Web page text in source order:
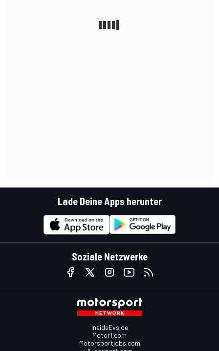
Lade Deine Apps herunter
Soziale Netzwerke
InsideEvs.de
Motor1.com
Motorsportjobs.com